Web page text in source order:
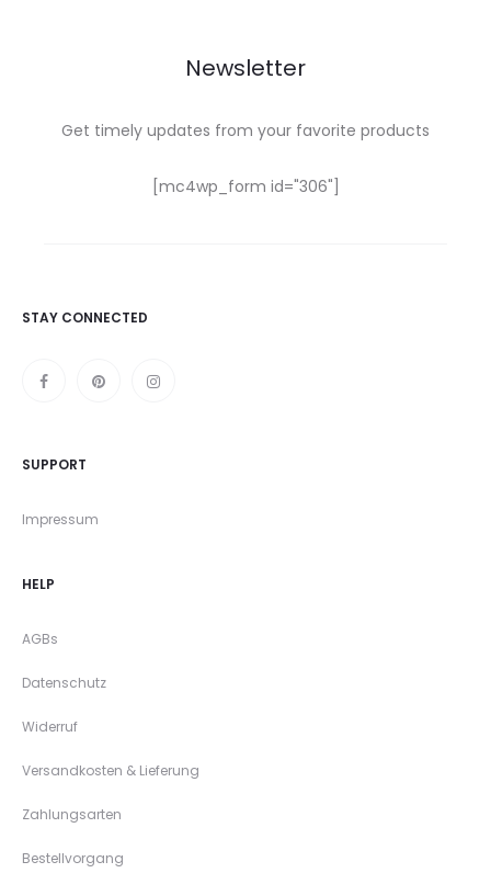
Newsletter
Get timely updates from your favorite products
[mc4wp_form id="306"]
STAY CONNECTED
SUPPORT
Impressum
HELP
AGBs
Datenschutz
Widerruf
Versandkosten & Lieferung
Zahlungsarten
Bestellvorgang